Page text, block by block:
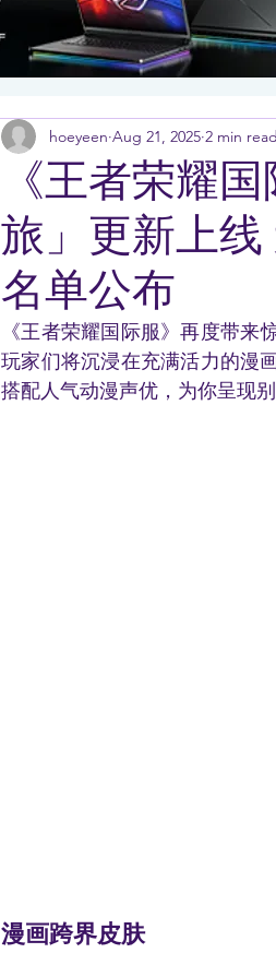
《王者荣耀
旅」更新上
名单公布
hoeyeen Aug 21, 2025 2 min read
《王者荣耀国际服》再度带来
玩家们将沉浸在充满活力的漫
搭配人气动漫声优，为你呈现别
漫画跨界皮肤